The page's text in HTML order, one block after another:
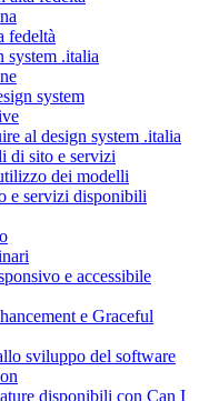
fedeltà
system .italia
system
al design system .italia
di sito e servizi
dei modelli
e servizi disponibili
e accessibile
e Graceful
sviluppo del software
disponibili con Can I